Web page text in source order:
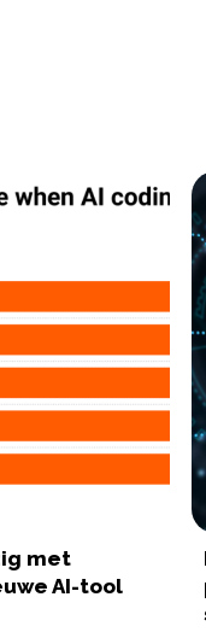
met
AI-tool